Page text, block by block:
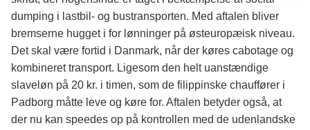
dumping i lastbil- og bustransporten. Med aftalen bliver
bremserne hugget i for lønninger på østeuropæisk niveau.
Det skal være fortid i Danmark, når der køres cabotage og
kombineret transport. Ligesom den helt uanstændige
slaveløn på 20 kr. i timen, som de filippinske chauffører i
Padborg måtte leve og køre for. Aftalen betyder også, at
der nu kan speedes op på kontrollen med de udenlandske